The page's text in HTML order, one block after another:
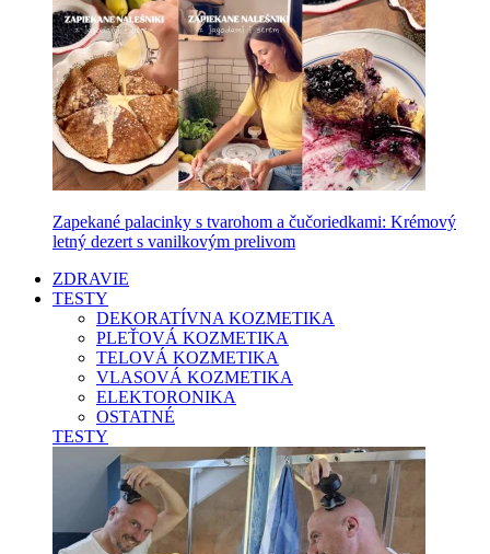
Zapekané palacinky s tvarohom a čučoriedkami: Krémový
letný dezert s vanilkovým prelivom
ZDRAVIE
TESTY
DEKORATÍVNA KOZMETIKA
PLEŤOVÁ KOZMETIKA
TELOVÁ KOZMETIKA
VLASOVÁ KOZMETIKA
ELEKTORONIKA
OSTATNÉ
TESTY